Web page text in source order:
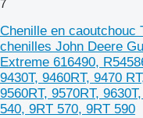
7
Chenille en caoutchouc
chenilles John Deere
Extreme 616490,
9430T, 9460RT, 9470
9560RT, 9570RT,
540, 9RT 570, 9RT 590